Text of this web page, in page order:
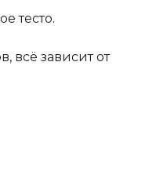
тесто.
всё зависит от